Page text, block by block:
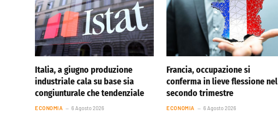
Italia, a giugno produzione
industriale cala su base sia
congiunturale che tendenziale
ECONOMIA 6 Agosto 2026
Francia, occupazione si
conferma in lieve flessione nel
secondo trimestre
ECONOMIA 6 Agosto 2026